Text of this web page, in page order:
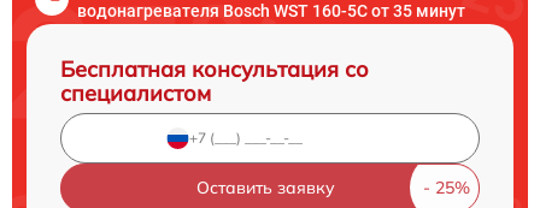
водонагревателя Bosch WST 160-5C от 35 минут
Бесплатная консультация со
специалистом
Оставить заявку